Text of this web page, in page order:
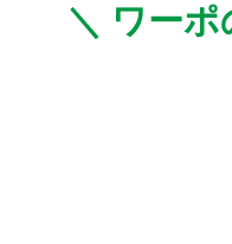
＼ ワーポ